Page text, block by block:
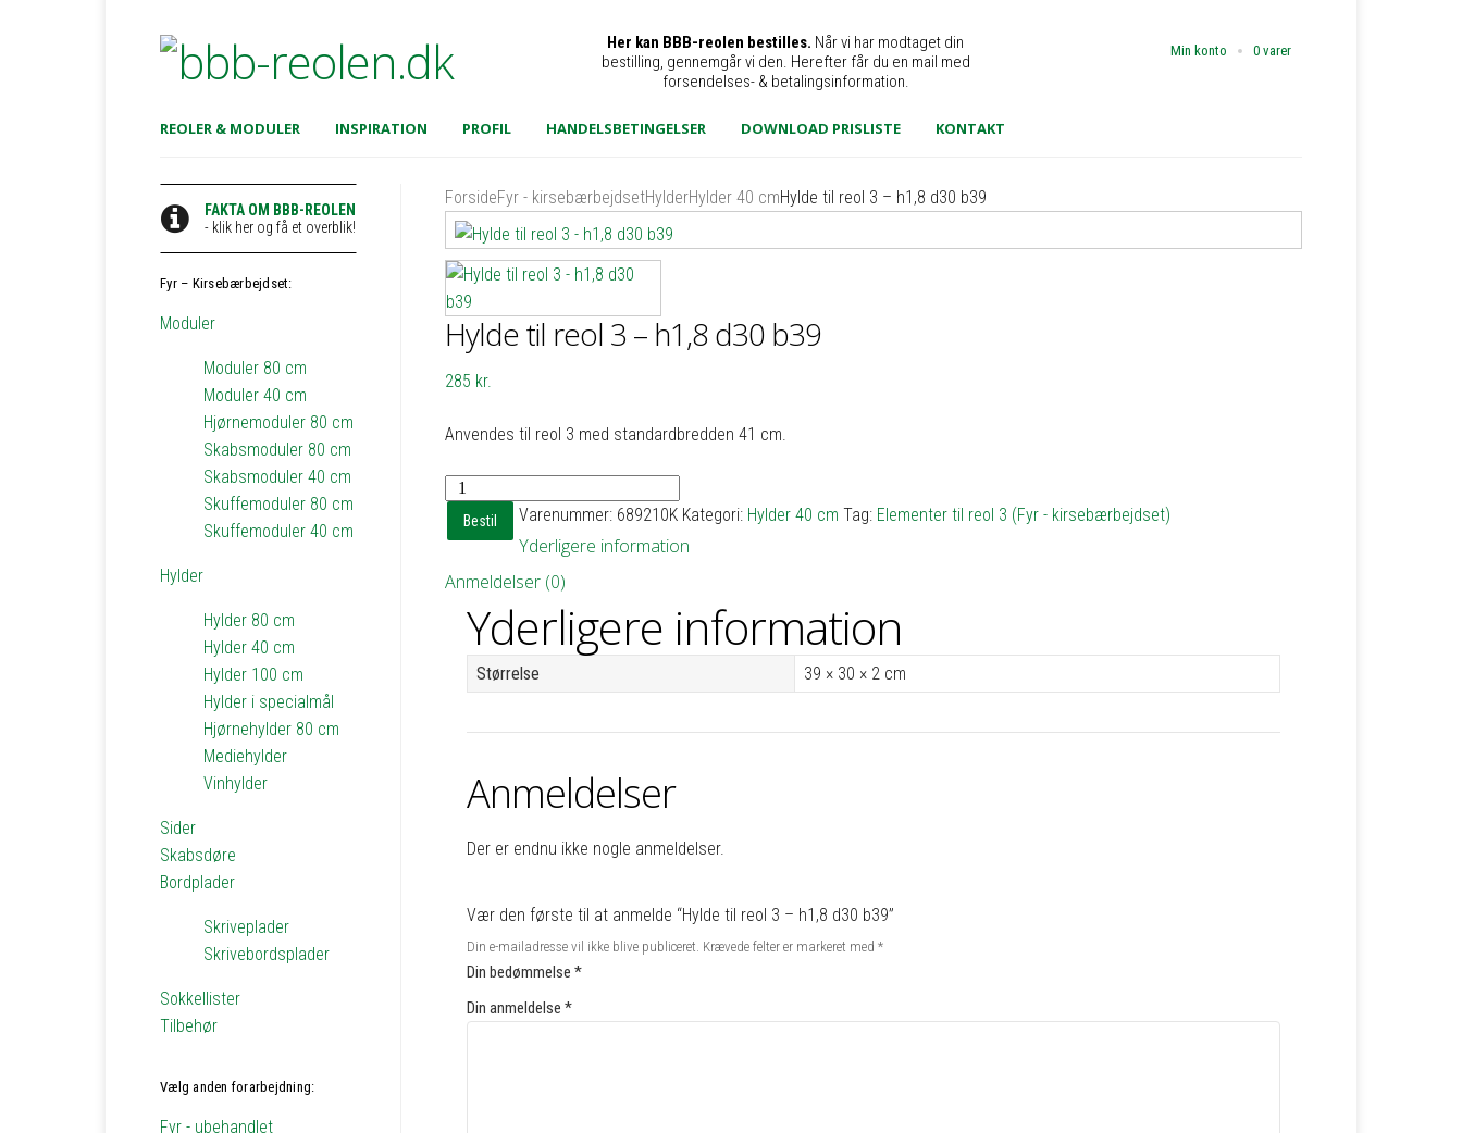
Min konto 0 varer
Her kan BBB-reolen bestilles. Når vi har modtaget din
bestilling, gennemgår vi den. Herefter får du en mail med
forsendelses- & betalingsinformation.
REOLER & MODULER INSPIRATION PROFIL HANDELSBETINGELSER DOWNLOAD PRISLISTE KONTAKT
ForsideFyr - kirsebærbejdsetHylderHylder 40 cmHylde til reol 3 – h1,8 d30 b39
Hylde til reol 3 – h1,8 d30 b39
285 kr.
Anvendes til reol 3 med standardbredden 41 cm.
Hylde
reol
-
h1,8
antal
Bestil Varenummer: 689210K Kategori: Hylder 40 cm Tag: Elementer til reol 3 (Fyr - kirsebærbejdset)
Yderligere information
Anmeldelser (0)
Yderligere information
Størrelse 39 × 30 × 2 cm
Anmeldelser
Der er endnu ikke nogle anmeldelser.
Vær den første til at anmelde “Hylde til reol 3 – h1,8 d30 b39”
Din e-mailadresse vil ikke blive publiceret. Krævede felter er markeret med *
Din bedømmelse *
Din anmeldelse *
FAKTA OM BBB-REOLEN
- klik her og få et overblik!
Fyr – Kirsebærbejdset:
Moduler
Moduler 80 cm
Moduler 40 cm
Hjørnemoduler 80 cm
Skabsmoduler 80 cm
Skabsmoduler 40 cm
Skuffemoduler 80 cm
Skuffemoduler 40 cm
Hylder
Hylder 80 cm
Hylder 40 cm
Hylder 100 cm
Hylder i specialmål
Hjørnehylder 80 cm
Mediehylder
Vinhylder
Sider
Skabsdøre
Bordplader
Skriveplader
Skrivebordsplader
Sokkellister
Tilbehør
Vælg anden forarbejdning:
Fyr - ubehandlet